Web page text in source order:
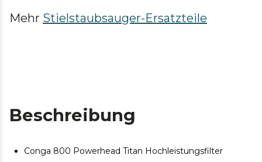
Mehr Stielstaubsauger-Ersatzteile
Beschreibung
Conga 800 Powerhead Titan Hochleistungsfilter